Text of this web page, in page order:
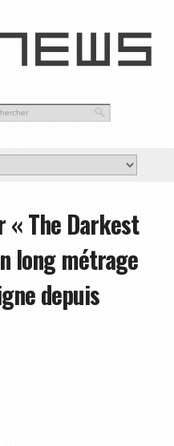
« The Darkest
long métrage
depuis